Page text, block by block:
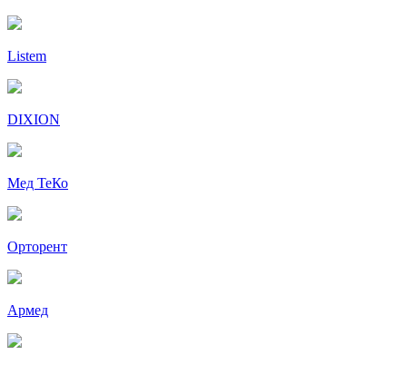
Listem
DIXION
Мед ТеКо
Орторент
Армед